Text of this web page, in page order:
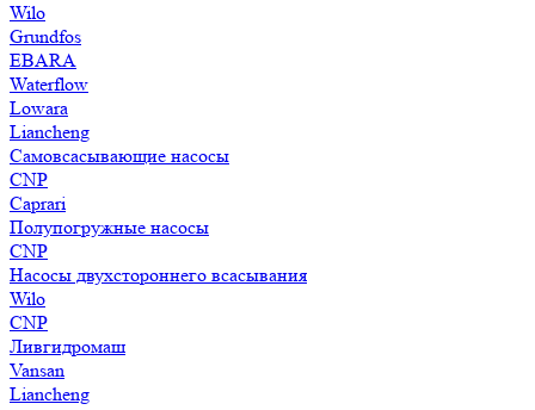
Wilo
Grundfos
EBARA
Waterflow
Lowara
Liancheng
Самовсасывающие насосы
CNP
Caprari
Полупогружные насосы
CNP
Насосы двухстороннего всасывания
Wilo
CNP
Ливгидромаш
Vansan
Liancheng